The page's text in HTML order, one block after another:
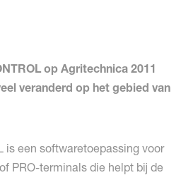
op Agritechnica 2011
veranderd op het gebied van
is een softwaretoepassing voor
PRO-terminals die helpt bij de